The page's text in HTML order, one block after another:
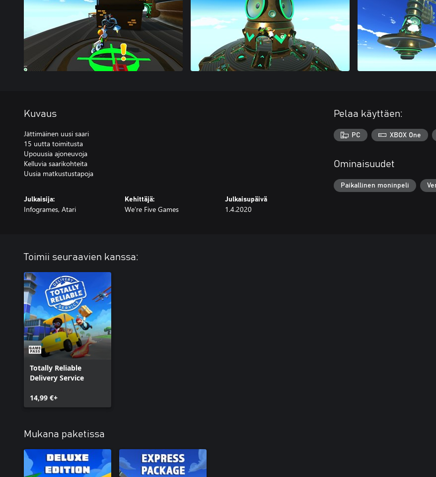
Kuvaus
Jättimäinen uusi saari
15 uutta toimitusta
Upouusia ajoneuvoja
Kelluvia saarikohteita
Uusia matkustustapoja
Julkaisija:
Infogrames, Atari
Kehittäjä:
We’re Five Games
Julkaisupäivä
1.4.2020
Pelaa käyttäen:
PC XBOX One
Ominaisuudet
Paikallinen moninpeli
Toimii seuraavien kanssa:
Totally Reliable
Delivery Service
14,99 €+
Mukana paketissa